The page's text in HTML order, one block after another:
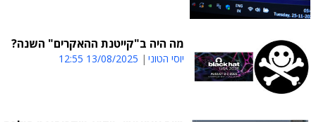
מה היה ב"קייטנת ההאקרים" השנה?
יוסי הטוני 13/08/2025 12:55